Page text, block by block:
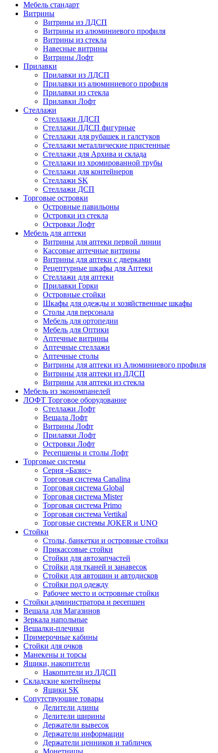
Мебель стандарт
Витрины
Витрины из ЛДСП
Витрины из алюминиевого профиля
Витрины из стекла
Навесные витрины
Витрины Лофт
Прилавки
Прилавки из ЛДСП
Прилавки из алюминиевого профиля
Прилавки из стекла
Прилавки Лофт
Стеллажи
Стеллажи ЛДСП
Стеллажи ЛДСП фигурные
Стеллажи для рубашек и галстуков
Стеллажи металлические пристенные
Стеллажи для Архива и склада
Стеллажи из хромированной трубы
Стеллажи для контейнеров
Стеллажи SK
Стеллажи ДСП
Торговые островки
Островные павильоны
Островки из стекла
Островки Лофт
Мебель для аптеки
Витрины для аптеки первой линии
Кассовые аптечные витрины
Витрины для аптеки с дверками
Рецептурные шкафы для Аптеки
Стеллажи для аптеки
Прилавки Горки
Островные стойки
Шкафы для одежды и хозяйственные шкафы
Столы для персонала
Мебель для ортопедии
Мебель для Оптики
Аптечные витрины
Аптечные стеллажи
Аптечные столы
Витрины для аптеки из Алюминиевого профиля
Витрины для аптеки из ЛДСП
Витрины для аптеки из стекла
Мебель из экономпанелей
ЛОФТ Торговое оборудование
Стеллажи Лофт
Вешала Лофт
Витрины Лофт
Прилавки Лофт
Островки Лофт
Ресепшены и столы Лофт
Торговые системы
Серия «Базис»
Торговая система Canalina
Торговая система Global
Торговая система Mister
Торговая система Primo
Торговая система Vertikal
Торговые системы JOKER и UNO
Стойки
Столы, банкетки и островные стойки
Прикассовые стойки
Стойки для автозапчастей
Стойки для тканей и занавесок
Стойки для автошин и автодисков
Стойки под одежду
Рабочее место и островные стойки
Стойки администратора и ресепшен
Вешала для Магазинов
Зеркала напольные
Вешалки-плечики
Примерочные кабины
Стойки для очков
Манекены и торсы
Ящики, накопители
Накопители из ЛДСП
Складские контейнеры
Ящики SK
Сопутствующие товары
Делители длины
Делители ширины
Держатели вывесок
Держатели информации
Держатели ценников и табличек
Монетницы